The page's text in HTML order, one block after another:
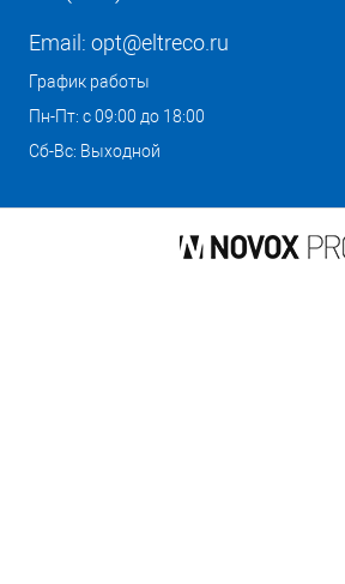
Email: opt@eltreco.ru
График работы
Пн-Пт: с 09:00 до 18:00
Сб-Вс: Выходной